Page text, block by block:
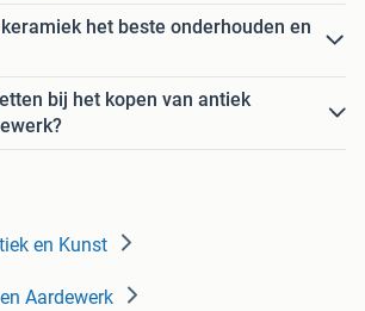
het beste onderhouden en
bij het kopen van antiek
en Kunst
Aardewerk